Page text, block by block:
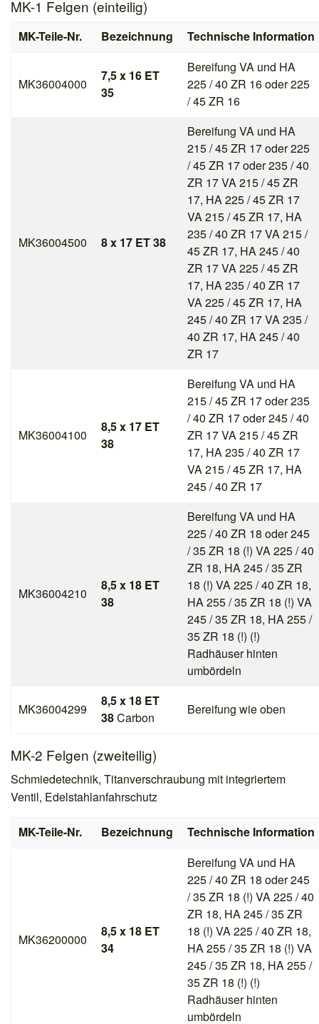
MK-1 Felgen (einteilig)
MK-Teile-Nr. Bezeichnung Technische Information
MK36004000
7,5 x 16 ET
35
Bereifung VA und HA
225 / 40 ZR 16 oder 225
/ 45 ZR 16
MK36004500 8 x 17 ET 38
Bereifung VA und HA
215 / 45 ZR 17 oder 225
/ 45 ZR 17 oder 235 / 40
ZR 17 VA 215 / 45 ZR
17, HA 225 / 45 ZR 17
VA 215 / 45 ZR 17, HA
235 / 40 ZR 17 VA 215 /
45 ZR 17, HA 245 / 40
ZR 17 VA 225 / 45 ZR
17, HA 235 / 40 ZR 17
VA 225 / 45 ZR 17, HA
245 / 40 ZR 17 VA 235 /
40 ZR 17, HA 245 / 40
ZR 17
MK36004100
8,5 x 17 ET
38
Bereifung VA und HA
215 / 45 ZR 17 oder 235
/ 40 ZR 17 oder 245 / 40
ZR 17 VA 215 / 45 ZR
17, HA 235 / 40 ZR 17
VA 215 / 45 ZR 17, HA
245 / 40 ZR 17
MK36004210
8,5 x 18 ET
38
Bereifung VA und HA
225 / 40 ZR 18 oder 245
/ 35 ZR 18 (!) VA 225 / 40
ZR 18, HA 245 / 35 ZR
18 (!) VA 225 / 40 ZR 18,
HA 255 / 35 ZR 18 (!) VA
245 / 35 ZR 18, HA 255 /
35 ZR 18 (!) (!)
Radhäuser hinten
umbördeln
MK36004299
8,5 x 18 ET
38Carbon
Bereifung wie oben
MK-2 Felgen (zweiteilig)
Schmiedetechnik, Titanverschraubung mit integriertem
Ventil, Edelstahlanfahrschutz
MK-Teile-Nr. Bezeichnung Technische Information
MK36200000
8,5 x 18 ET
34
Bereifung VA und HA
225 / 40 ZR 18 oder 245
/ 35 ZR 18 (!) VA 225 / 40
ZR 18, HA 245 / 35 ZR
18 (!) VA 225 / 40 ZR 18,
HA 255 / 35 ZR 18 (!) VA
245 / 35 ZR 18, HA 255 /
35 ZR 18 (!) (!)
Radhäuser hinten
umbördeln